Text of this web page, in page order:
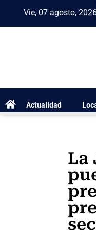
Vie, 07 agosto,
Actualidad
La